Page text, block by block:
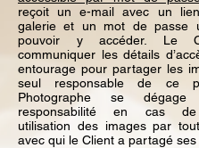
reçoit un e-mail avec un
galerie et un mot de passe
pouvoir y accéder. Le
communiquer les détails
entourage pour partager les
seul responsable de ce
Photographe se
responsabilité en cas de
utilisation des images par
avec qui le Client a partagé ses